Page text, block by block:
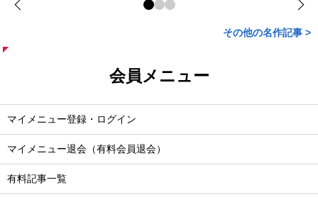
その他の名作記事 >
会員メニュー
マイメニュー登録・ログイン
マイメニュー退会（有料会員退会）
有料記事一覧